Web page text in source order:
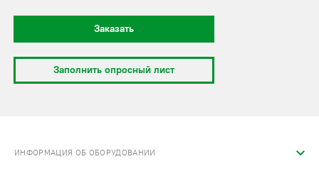
Заказать
Заполнить опросный лист
ИНФОРМАЦИЯ ОБ ОБОРУДОВАНИИ